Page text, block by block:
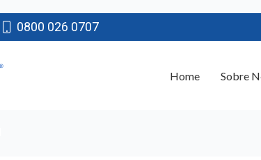
0800 026 0707